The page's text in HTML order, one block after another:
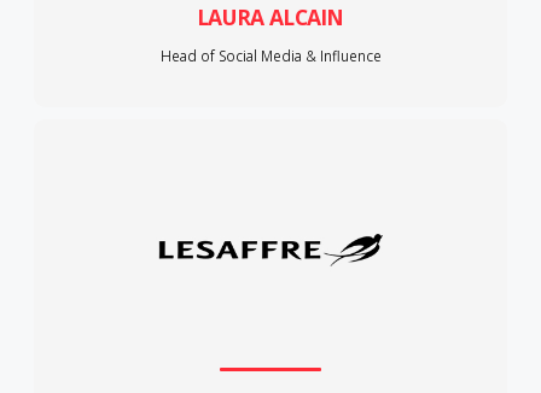
LAURA ALCAIN
Head of Social Media & Influence